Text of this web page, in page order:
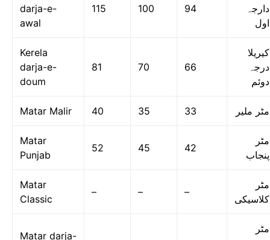
darja-e-
awal
115 100 94
دارجہ
اول
Kerela
darja-e-
doum
81 70 66
کیریلا
درجہ
دوئم
Matar Malir 40 35 33 مٹر ملیر
Matar
Punjab
52 45 42
مٹر
پنجاب
Matar
Classic
– – –
مٹر
کلاسیکی
Matar darja-
مٹر